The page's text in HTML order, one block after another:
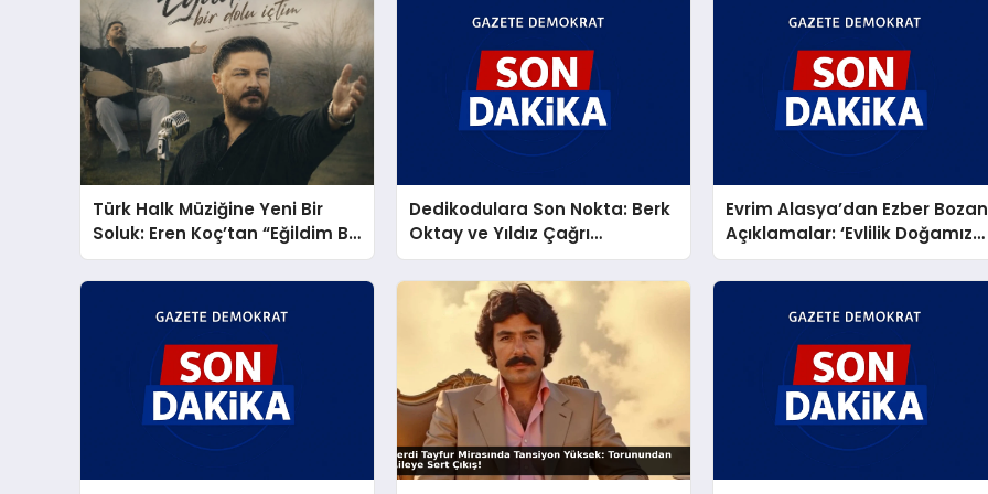
Türk Halk Müziğine Yeni Bir
Soluk: Eren Koç’tan “Eğildim Bir
Dolu İçtim”
Dedikodulara Son Nokta: Berk
Oktay ve Yıldız Çağrı
Atiksoy’dan Taptaze Bir Aşk
Karesi
Evrim Alasya’dan Ezber Bozan
Açıklamalar: ‘Evlilik Doğamıza
Aykırı, Çocuksa Büyük
Sorumluluk!’